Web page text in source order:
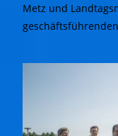
Metz und